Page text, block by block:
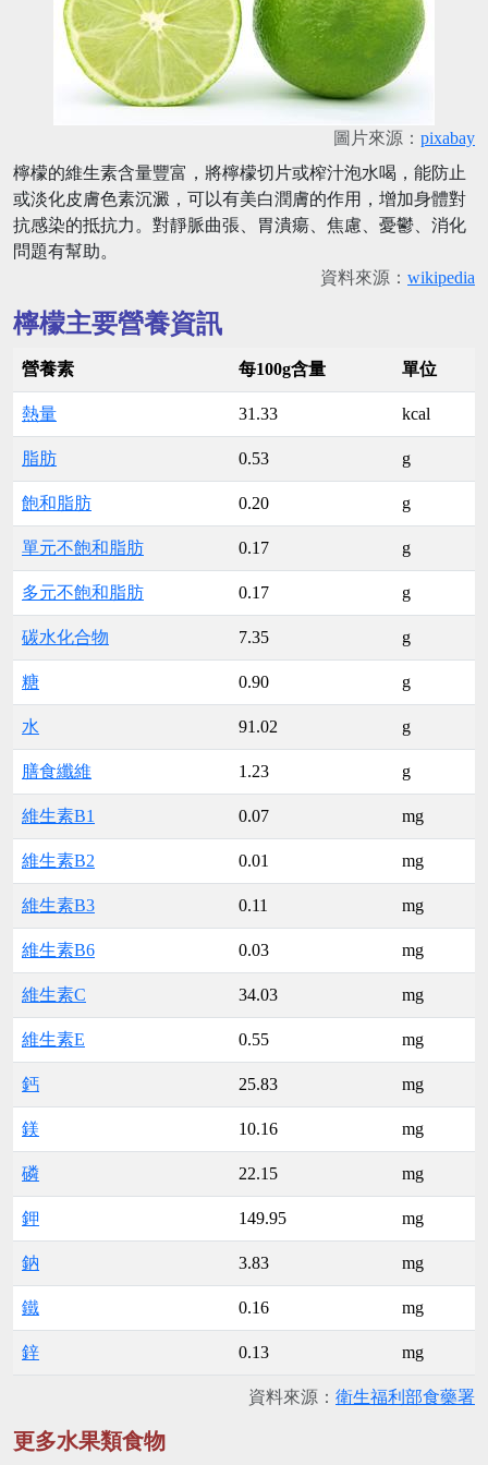
圖片來源： pixabay
檸檬的維生素含量豐富，將檸檬切片或榨汁泡水喝，能防止
或淡化皮膚色素沉澱，可以有美白潤膚的作用，增加身體對
抗感染的抵抗力。對靜脈曲張、胃潰瘍、焦慮、憂鬱、消化
問題有幫助。
資料來源： wikipedia
檸檬主要營養資訊
營養素 每100g含量 單位
熱量 31.33 kcal
脂肪 0.53 g
飽和脂肪 0.20 g
單元不飽和脂肪 0.17 g
多元不飽和脂肪 0.17 g
碳水化合物 7.35 g
糖 0.90 g
水 91.02 g
膳食纖維 1.23 g
維生素B1 0.07 mg
維生素B2 0.01 mg
維生素B3 0.11 mg
維生素B6 0.03 mg
維生素C 34.03 mg
維生素E 0.55 mg
鈣 25.83 mg
鎂 10.16 mg
磷 22.15 mg
鉀 149.95 mg
鈉 3.83 mg
鐵 0.16 mg
鋅 0.13 mg
資料來源： 衛生福利部食藥署
更多水果類食物